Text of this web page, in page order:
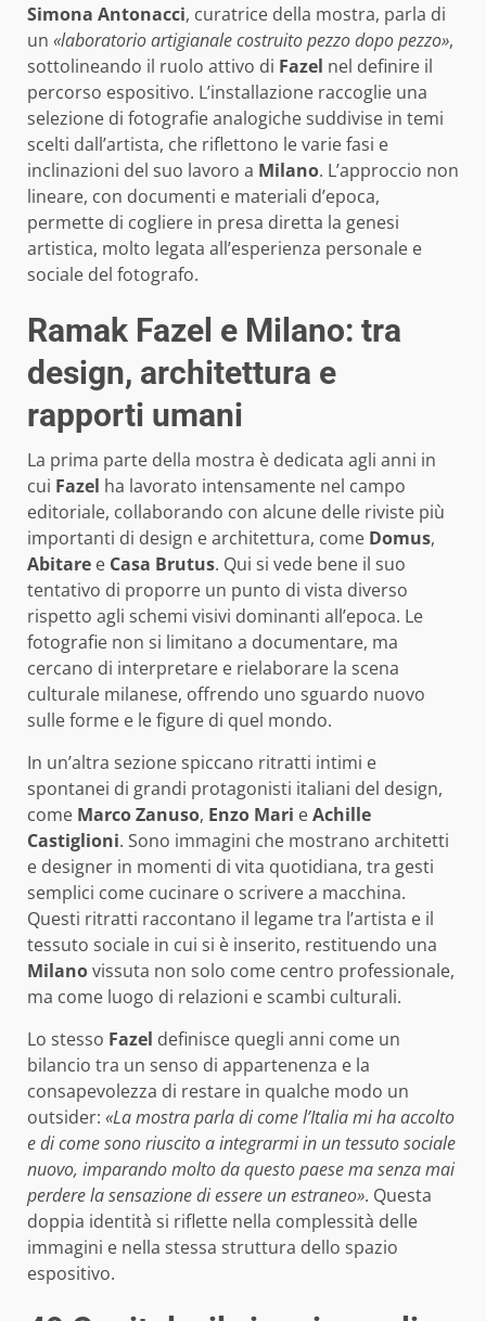
Simona Antonacci, curatrice della mostra, parla di
un «laboratorio artigianale costruito pezzo dopo pezzo»,
sottolineando il ruolo attivo di Fazel nel definire il
percorso espositivo. L’installazione raccoglie una
selezione di fotografie analogiche suddivise in temi
scelti dall’artista, che riflettono le varie fasi e
inclinazioni del suo lavoro a Milano. L’approccio non
lineare, con documenti e materiali d’epoca,
permette di cogliere in presa diretta la genesi
artistica, molto legata all’esperienza personale e
sociale del fotografo.
Ramak Fazel e Milano: tra
design, architettura e
rapporti umani
La prima parte della mostra è dedicata agli anni in
cui Fazel ha lavorato intensamente nel campo
editoriale, collaborando con alcune delle riviste più
importanti di design e architettura, come Domus,
Abitare e Casa Brutus. Qui si vede bene il suo
tentativo di proporre un punto di vista diverso
rispetto agli schemi visivi dominanti all’epoca. Le
fotografie non si limitano a documentare, ma
cercano di interpretare e rielaborare la scena
culturale milanese, offrendo uno sguardo nuovo
sulle forme e le figure di quel mondo.
In un’altra sezione spiccano ritratti intimi e
spontanei di grandi protagonisti italiani del design,
come Marco Zanuso, Enzo Mari eAchille
Castiglioni. Sono immagini che mostrano architetti
e designer in momenti di vita quotidiana, tra gesti
semplici come cucinare o scrivere a macchina.
Questi ritratti raccontano il legame tra l’artista e il
tessuto sociale in cui si è inserito, restituendo una
Milanovissuta non solo come centro professionale,
ma come luogo di relazioni e scambi culturali.
Lo stesso Fazel definisce quegli anni come un
bilancio tra un senso di appartenenza e la
consapevolezza di restare in qualche modo un
outsider: «La mostra parla di come l’Italia mi ha accolto
e di come sono riuscito a integrarmi in un tessuto sociale
nuovo, imparando molto da questo paese ma senza mai
perdere la sensazione di essere un estraneo». Questa
doppia identità si riflette nella complessità delle
immagini e nella stessa struttura dello spazio
espositivo.